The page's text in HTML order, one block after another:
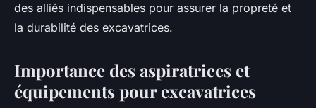
des alliés indispensables pour assurer la propreté et
la durabilité des excavatrices.
Importance des aspiratrices et
équipements pour excavatrices